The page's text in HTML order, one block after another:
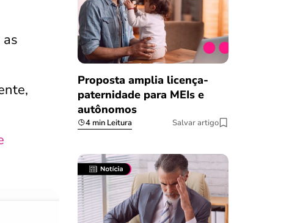
Proposta amplia licença-
paternidade para MEIs e
autônomos
4 min Leitura Salvar artigo